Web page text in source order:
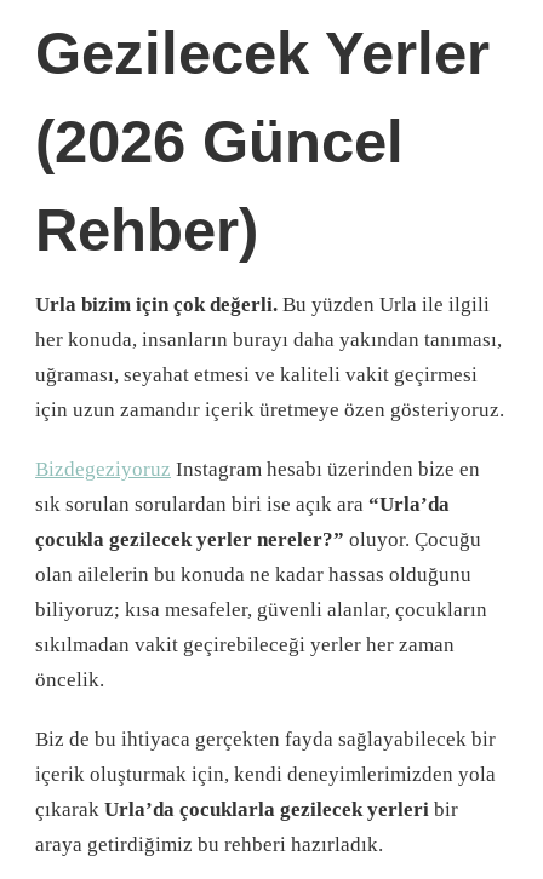
Gezilecek Yerler
(2026 Güncel
Rehber)
Urla bizim için çok değerli. Bu yüzden Urla ile ilgili
her konuda, insanların burayı daha yakından tanıması,
uğraması, seyahat etmesi ve kaliteli vakit geçirmesi
için uzun zamandır içerik üretmeye özen gösteriyoruz.
Bizdegeziyoruz Instagram hesabı üzerinden bize en
sık sorulan sorulardan biri ise açık ara “Urla’da
çocukla gezilecek yerler nereler?” oluyor. Çocuğu
olan ailelerin bu konuda ne kadar hassas olduğunu
biliyoruz; kısa mesafeler, güvenli alanlar, çocukların
sıkılmadan vakit geçirebileceği yerler her zaman
öncelik.
Biz de bu ihtiyaca gerçekten fayda sağlayabilecek bir
içerik oluşturmak için, kendi deneyimlerimizden yola
çıkarak Urla’da çocuklarla gezilecek yerleri bir
araya getirdiğimiz bu rehberi hazırladık.